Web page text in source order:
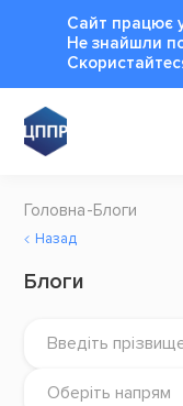
Сайт працює
Не знайшли
Головна Блоги
Назад
Блоги
Введіть
Оберіть напрям